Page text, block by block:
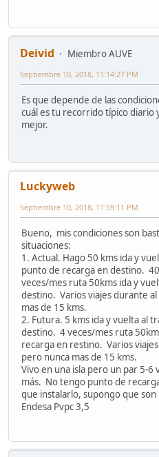
Deivid
Miembro AUVE
Septiembre 10, 2018, 11:14:27 PM
Es que depende de las
cuál es tu recorrido típico diario
mejor.
Luckyweb
Septiembre 10, 2018, 11:59:11 PM
Bueno, mis condiciones son
situaciones:
1. Actual. Hago 50 kms ida y
punto de recarga en destino.
veces/mes ruta 50kms ida y
destino. Varios viajes durante
mas de 15 kms.
2. Futura. 5 kms ida y vuelta al
destino. 4 veces/mes ruta
recarga en restino. Varios
pero nunca mas de 15 kms.
Vivo en una isla pero un par 5-6
más. No tengo punto de
que instalarlo, supongo que
Endesa Pvpc 3,5